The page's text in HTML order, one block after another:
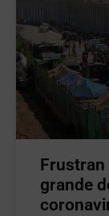
Frustran
grande